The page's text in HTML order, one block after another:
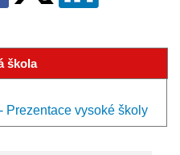
škola
Prezentace vysoké školy